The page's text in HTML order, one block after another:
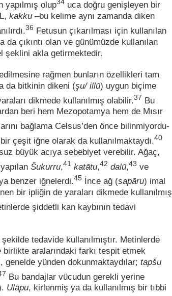
yapılmış olup34uca doğru genişleyen bir
kakku –bu kelime aynı zamanda diken
36 Fetusun çıkarılması için kullanılan
çıkıntı olan ve günümüzde kullanılan
şeklini akla getirmektedir.
rağmen bunların özellikleri tam
da bitkinin dikeni (şu/ illū) uygun biçime
dikmede kullanılmış olabilir.37 Bu
beri hem Mezopotamya hem de Mısır
bağlama Celsus’den önce bilinmiyordu-
bir çeşit iğne olarak da kullanılmaktaydı.40
büyük acıya sebebiyet verebilir. Ağaç,
Šukurru,41 katātu,42 dalū,43 ve
benzer iğnelerdi.45İnce ağ (sapāru) imal
bir ipliğin de yaraları dikmede kullanılmış
şiddetli kan kaybının tedavi
tedavide kullanılmıştır. Metinlerde
aralarındaki farkı tespit etmek
genelde yünden dokunmaktaydılar; tapšu
Bu bandajlar vücudun gerekli yerine
Ulāpu, kirlenmiş ya da kullanılmış bir tıbbi